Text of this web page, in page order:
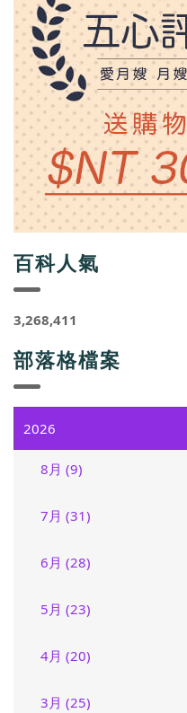
百科人氣
3,268,411
部落格檔案
2026
8月 (9)
7月 (31)
6月 (28)
5月 (23)
4月 (20)
3月 (25)